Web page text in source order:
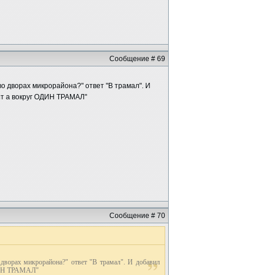
Сообщение # 69
дворах микрорайона?" ответ "В трамал". И
а вокруг ОДИН ТРАМАЛ"
Сообщение # 70
микрорайона?" ответ "В трамал". И добавил
ТРАМАЛ"